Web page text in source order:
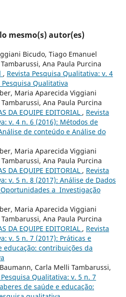
mesmo(s) autor(es)
Bicudo, Tiago Emanuel
Ana Paula Purcina
, Revista Pesquisa Qualitativa: v. 4
Pesquisa Qualitativa
Maria Aparecida Viggiani
Ana Paula Purcina
DA EQUIPE EDITORIAL , Revista
v. 4 n. 6 (2016): Métodos de
de conteúdo e Análise do
Maria Aparecida Viggiani
Ana Paula Purcina
DA EQUIPE EDITORIAL , Revista
v. 5 n. 8 (2017): Análise de Dados
Oportunidades a Investigação
Maria Aparecida Viggiani
Ana Paula Purcina
DA EQUIPE EDITORIAL , Revista
v. 5 n. 7 (2017): Práticas e
educação: contribuições da
Carla Melli Tambarussi,
Qualitativa: v. 5 n. 7
de saúde e educação: